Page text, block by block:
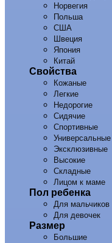
Норвегия
Польша
США
Швеция
Япония
Китай
Свойства
Кожаные
Легкие
Недорогие
Сидячие
Спортивные
Универсальные
Эксклюзивные
Высокие
Складные
Лицом к маме
Пол ребенка
Для мальчиков
Для девочек
Размер
Большие